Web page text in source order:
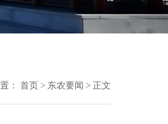
： 首页 > 东农要闻 > 正文